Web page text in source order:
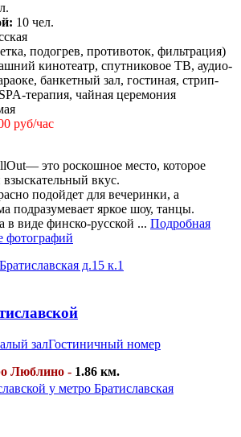
10 чел.
подогрев, противоток, фильтрация)
кинотеатр, спутниковое ТВ, аудио-
банкетный зал, гостиная, стрип-
терапия, чайная церемония
руб/час
это роскошное место, которое
вкус.
подойдет для вечеринки, а
подразумевает яркое шоу, танцы.
в виде финско-русской ... Подробная
фотографий
д.15 к.1
залГостиничный номер
Люблино - 1.86 км.